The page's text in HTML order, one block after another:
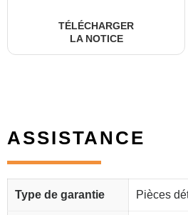
TÉLÉCHARGER
LA NOTICE
ASSISTANCE
Type de garantie Pièces